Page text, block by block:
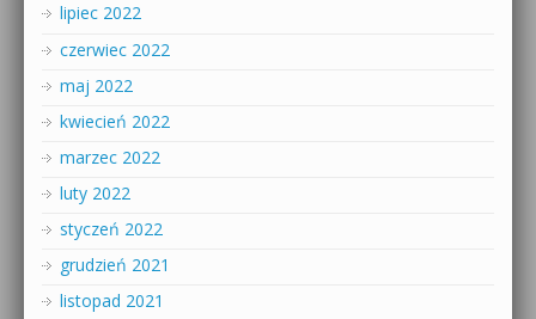
lipiec 2022
czerwiec 2022
maj 2022
kwiecień 2022
marzec 2022
luty 2022
styczeń 2022
grudzień 2021
listopad 2021